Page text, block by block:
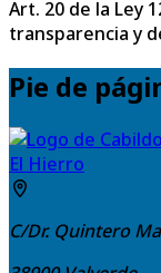
Art. 20 de la Ley
transparencia y
Pie de
El Hierro
C/Dr. Quintero